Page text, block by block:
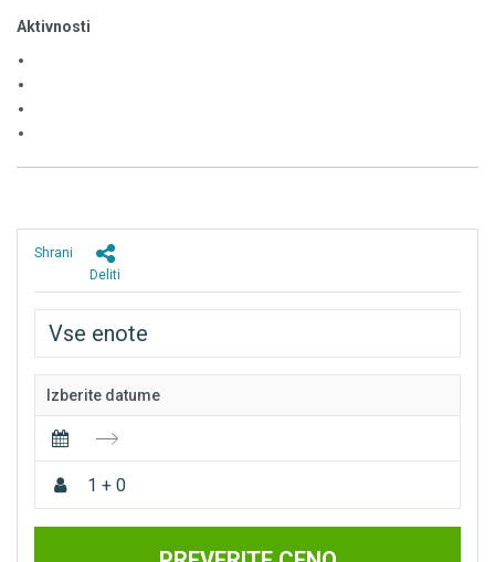
Aktivnosti
Deliti
Shrani
Izberite datume
1 + 0